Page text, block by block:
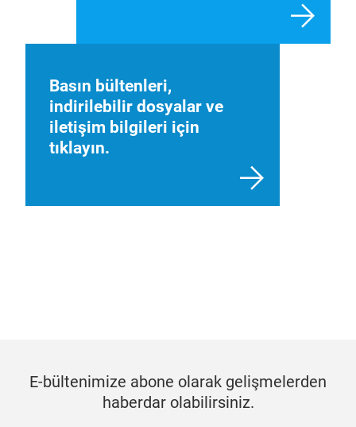
Basın bültenleri,
indirilebilir dosyalar ve
iletişim bilgileri için
tıklayın.
E-bültenimize abone olarak gelişmelerden
haberdar olabilirsiniz.